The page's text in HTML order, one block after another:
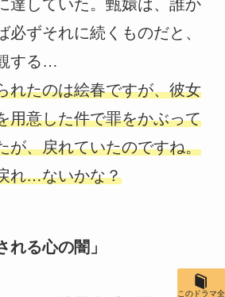
達していた。甄嬛は、誰か
必ずそれに続くものだと、
する…
れたのは絵春ですが、彼女
用意した件で罪をかぶって
が、戻れていたのですね。
れ…ないかな？
れる心の闇」
このドラマ全